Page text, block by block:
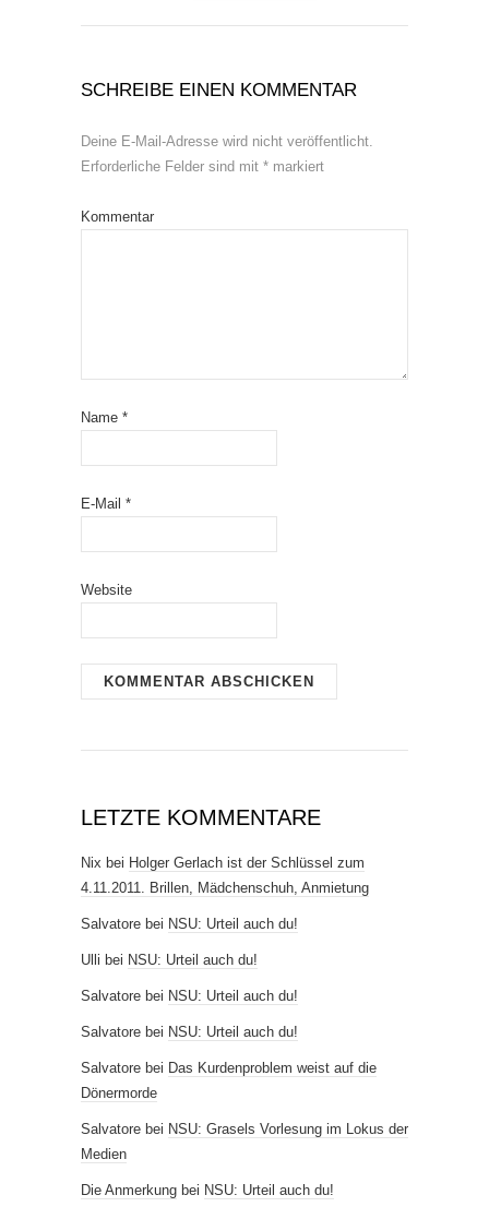
SCHREIBE EINEN KOMMENTAR
Deine E-Mail-Adresse wird nicht veröffentlicht.
Erforderliche Felder sind mit * markiert
Kommentar
Name *
E-Mail *
Website
LETZTE KOMMENTARE
Nix bei Holger Gerlach ist der Schlüssel zum
4.11.2011. Brillen, Mädchenschuh, Anmietung
Salvatore bei NSU: Urteil auch du!
Ulli bei NSU: Urteil auch du!
Salvatore bei NSU: Urteil auch du!
Salvatore bei NSU: Urteil auch du!
Salvatore bei Das Kurdenproblem weist auf die
Dönermorde
Salvatore bei NSU: Grasels Vorlesung im Lokus der
Medien
Die Anmerkung bei NSU: Urteil auch du!